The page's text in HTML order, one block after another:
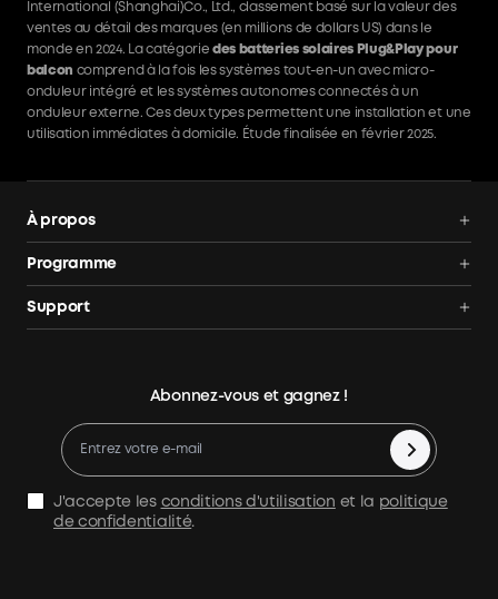
International (Shanghai)Co., Ltd., classement basé sur la valeur des
ventes au détail des marques (en millions de dollars US) dans le
monde en 2024. La catégoriedes batteries solaires Plug&Play pour
balcon comprend à la fois les systèmes tout-en-un avec micro-
onduleur intégré et les systèmes autonomes connectés à un
onduleur externe. Ces deux types permettent une installation et une
utilisation immédiates à domicile. Étude finalisée en février 2025.
À propos
Conditions d'utilisation
kit panneau solaire
panneau solaire plug and play
Batterie Solaire
Panneau Solaire Camping-Car
Programme
Programme des Ambassadeurs
Jusqu'à 100 € Cashback
Support
Process a Warranty
Avis de confidentialité
Abonnez-vous et gagnez !
J'accepte les conditions d'utilisation et la politique
de confidentialité.